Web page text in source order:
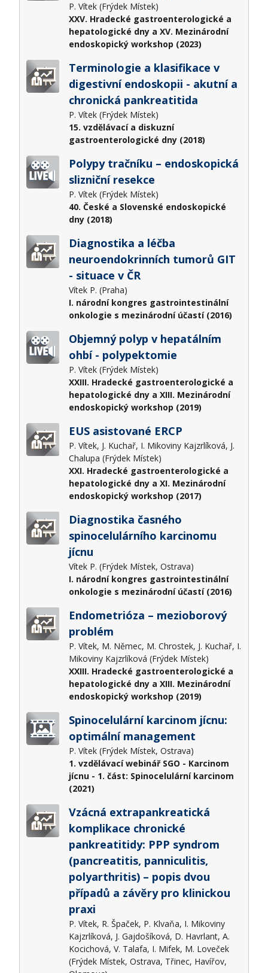
P. Vítek (Frýdek Místek)
XXV. Hradecké gastroenterologické a
hepatologické dny a XV. Mezinárodní
endoskopický workshop (2023)
Terminologie a klasifikace v
digestivní endoskopii - akutní a
chronická pankreatitida
P. Vítek (Frýdek Místek)
15. vzdělávací a diskuzní
gastroenterologické dny (2018)
Polypy tračníku – endoskopická
slizniční resekce
P. Vítek (Frýdek Místek)
40. České a Slovenské endoskopické
dny (2018)
Diagnostika a léčba
neuroendokrinních tumorů GIT
- situace v ČR
Vítek P. (Praha)
I. národní kongres gastrointestinální
onkologie s mezinárodní účastí (2016)
Objemný polyp v hepatálním
ohbí - polypektomie
P. Vítek (Frýdek Místek)
XXIII. Hradecké gastroenterologické a
hepatologické dny a XIII. Mezinárodní
endoskopický workshop (2019)
EUS asistované ERCP
P. Vítek, J. Kuchař, I. Mikoviny Kajzrlíková, J.
Chalupa (Frýdek Místek)
XXI. Hradecké gastroenterologické a
hepatologické dny a XI. Mezinárodní
endoskopický workshop (2017)
Diagnostika časného
spinocelulárního karcinomu
jícnu
Vítek P. (Frýdek Místek, Ostrava)
I. národní kongres gastrointestinální
onkologie s mezinárodní účastí (2016)
Endometrióza – mezioborový
problém
P. Vítek, M. Němec, M. Chrostek, J. Kuchař, I.
Mikoviny Kajzrlíková (Frýdek Místek)
XXIII. Hradecké gastroenterologické a
hepatologické dny a XIII. Mezinárodní
endoskopický workshop (2019)
Spinocelulární karcinom jícnu:
optimální management
P. Vítek (Frýdek Místek, Ostrava)
1. vzdělávací webinář SGO - Karcinom
jícnu - 1. část: Spinocelulární karcinom
(2021)
Vzácná extrapankreatická
komplikace chronické
pankreatitidy: PPP syndrom
(pancreatitis, panniculitis,
polyarthritis) – popis dvou
případů a závěry pro klinickou
praxi
P. Vítek, R. Špaček, P. Klvaňa, I. Mikoviny
Kajzrlíková, J. Gajdošíková, D. Havrlant, A.
Kocichová, V. Talafa, I. Mifek, M. Loveček
(Frýdek Místek, Ostrava, Třinec, Havířov,